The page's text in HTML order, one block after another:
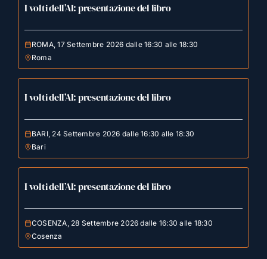
I volti dell’AI: presentazione del libro
ROMA, 17 Settembre 2026 dalle 16:30 alle 18:30
Roma
I volti dell’AI: presentazione del libro
BARI, 24 Settembre 2026 dalle 16:30 alle 18:30
Bari
I volti dell’AI: presentazione del libro
COSENZA, 28 Settembre 2026 dalle 16:30 alle 18:30
Cosenza